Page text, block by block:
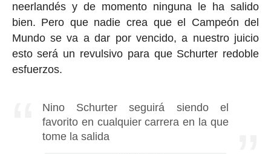
neerlandés y de momento ninguna le ha salido
bien. Pero que nadie crea que el Campeón del
Mundo se va a dar por vencido, a nuestro juicio
esto será un revulsivo para que Schurter redoble
esfuerzos.
Nino Schurter seguirá siendo el
favorito en cualquier carrera en la que
tome la salida